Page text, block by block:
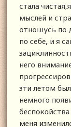
стала
мыслей и
отношусь по
по себе, и я
него
эти летом
немного
меня